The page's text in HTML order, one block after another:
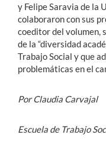
y Felipe Saravia de la
colaboraron con sus
coeditor del volumen,
de la “diversidad
Trabajo Social y que
problemáticas en el
Por Claudia Carvajal
Escuela de Trabajo